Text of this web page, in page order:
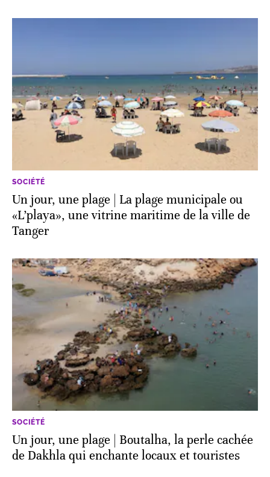
SOCIÉTÉ
Un jour, une plage | La plage municipale ou
«L’playa», une vitrine maritime de la ville de
Tanger
SOCIÉTÉ
Un jour, une plage | Boutalha, la perle cachée
de Dakhla qui enchante locaux et touristes